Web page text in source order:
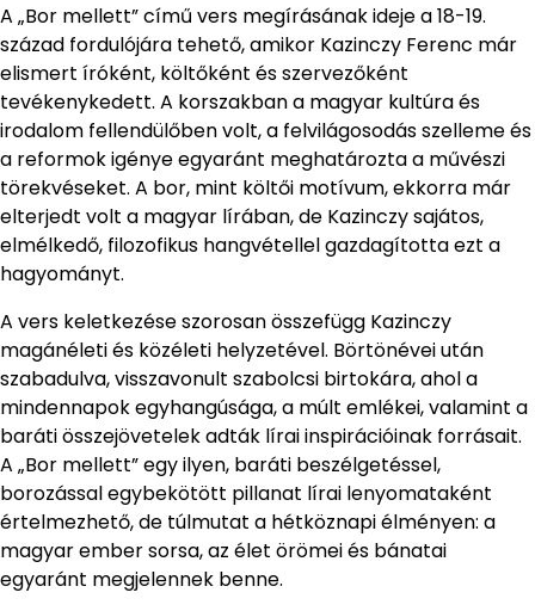
A „Bor mellett” című vers megírásának ideje a 18-19.
század fordulójára tehető, amikor Kazinczy Ferenc már
elismert íróként, költőként és szervezőként
tevékenykedett. A korszakban a magyar kultúra és
irodalom fellendülőben volt, a felvilágosodás szelleme és
a reformok igénye egyaránt meghatározta a művészi
törekvéseket. A bor, mint költői motívum, ekkorra már
elterjedt volt a magyar lírában, de Kazinczy sajátos,
elmélkedő, filozofikus hangvétellel gazdagította ezt a
hagyományt.
A vers keletkezése szorosan összefügg Kazinczy
magánéleti és közéleti helyzetével. Börtönévei után
szabadulva, visszavonult szabolcsi birtokára, ahol a
mindennapok egyhangúsága, a múlt emlékei, valamint a
baráti összejövetelek adták lírai inspirációinak forrásait.
A „Bor mellett” egy ilyen, baráti beszélgetéssel,
borozással egybekötött pillanat lírai lenyomataként
értelmezhető, de túlmutat a hétköznapi élményen: a
magyar ember sorsa, az élet örömei és bánatai
egyaránt megjelennek benne.